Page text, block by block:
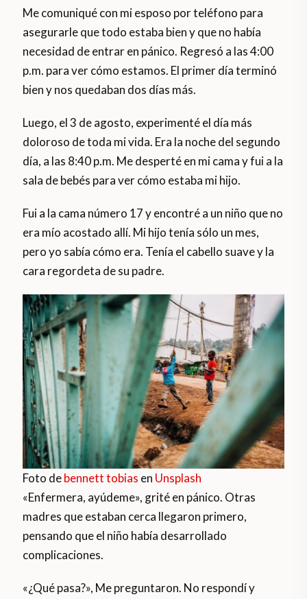
Me comuniqué con mi esposo por teléfono para
asegurarle que todo estaba bien y que no había
necesidad de entrar en pánico. Regresó a las 4:00
p.m. para ver cómo estamos. El primer día terminó
bien y nos quedaban dos días más.
Luego, el 3 de agosto, experimenté el día más
doloroso de toda mi vida. Era la noche del segundo
día, a las 8:40 p.m. Me desperté en mi cama y fui a la
sala de bebés para ver cómo estaba mi hijo.
Fui a la cama número 17 y encontré a un niño que no
era mío acostado allí. Mi hijo tenía sólo un mes,
pero yo sabía cómo era. Tenía el cabello suave y la
cara regordeta de su padre.
Foto debennett tobias en Unsplash
«Enfermera, ayúdeme», grité en pánico. Otras
madres que estaban cerca llegaron primero,
pensando que el niño había desarrollado
complicaciones.
«¿Qué pasa?», Me preguntaron. No respondí y